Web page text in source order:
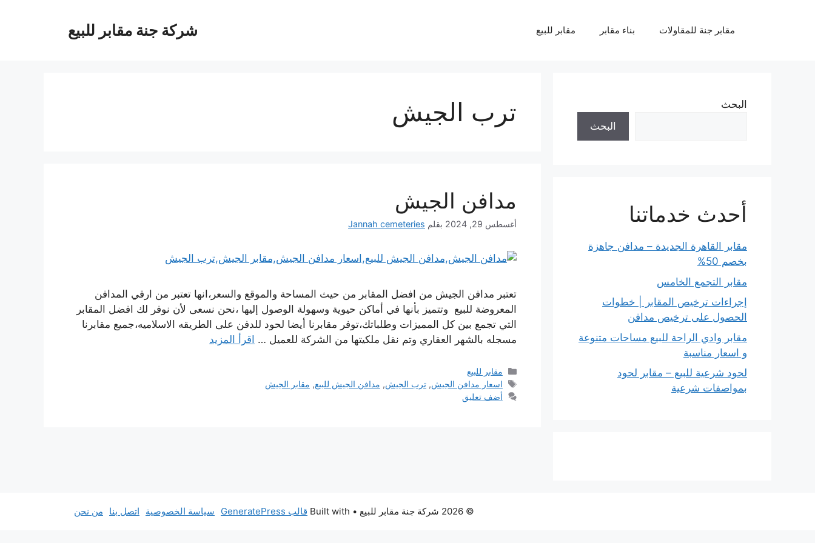
شركة جنة مقابر للبيع مقابر جنة للمقاولات بناء مقابر مقابر للبيع
ترب الجيش
مدافن الجيش
أغسطس 29, 2024 بقلم Jannah cemeteries
تعتبر مدافن الجيش من افضل المقابر من حيث المساحة والموقع والسعر،انها تعتبر من ارقي المدافن
المعروضة للبيع وتتميز بأنها في أماكن حيوية وسهولة الوصول إليها ،نحن نسعى لأن نوفر لك افضل المقابر
التي تجمع بين كل المميزات وطلباتك،توفر مقابرنا أيضا لحود للدفن على الطريقه الاسلاميه،جميع مقابرنا
مسجله بالشهر العقاري وتم نقل ملكيتها من الشركة للعميل … اقرأ المزيد
التصنيفات
مقابر للبيع
الوسوم
اسعار مدافن الجيش,ترب الجيش, مدافن الجيش للبيع, مقابر الجيش
أضف تعليق
البحث
البحث
أحدث خدماتنا
مقابر القاهرة الجديدة – مدافن جاهزة
بخصم 50%
مقابر التجمع الخامس
إجراءات ترخيص المقابر | خطوات
الحصول على ترخيص مدافن
مقابر وادي الراحة للبيع مساحات متنوعة
و اسعار مناسبة
لحود شرعية للبيع – مقابر لحود
بمواصفات شرعية
سياسة الخصوصية اتصل بنا من نحن © 2026 شركة جنة مقابر للبيع • Built with قالب GeneratePress